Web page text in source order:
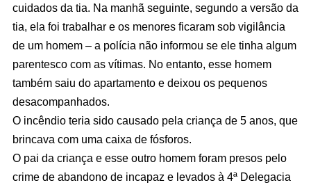
cuidados da tia. Na manhã seguinte, segundo a versão da
tia, ela foi trabalhar e os menores ficaram sob vigilância
de um homem – a polícia não informou se ele tinha algum
parentesco com as vítimas. No entanto, esse homem
também saiu do apartamento e deixou os pequenos
desacompanhados.
O incêndio teria sido causado pela criança de 5 anos, que
brincava com uma caixa de fósforos.
O pai da criança e esse outro homem foram presos pelo
crime de abandono de incapaz e levados à 4ª Delegacia